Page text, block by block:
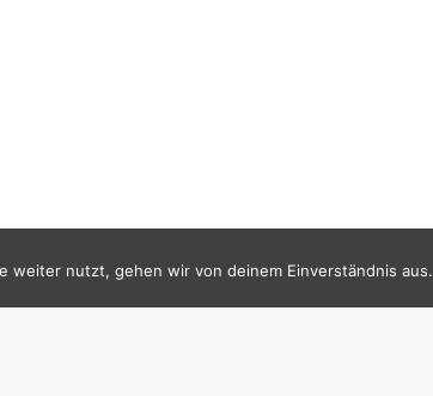
weiter nutzt, gehen wir von deinem Einverständnis aus.